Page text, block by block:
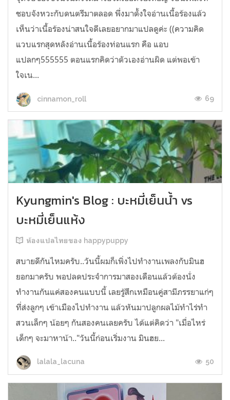
ชอบจังหวะกับดนตรีมาตลอด พึ่งมาตั้งใจอ่านเนื้อร้องแล้ว
เห็นว่าเนื้อร้องน่าสนใจดีเลยอยากมาแปลดูค่ะ ((ความคิด
แวบแรกสุดหลังอ่านเนื้อร้องท่อนแรก คือ แอบ
แปลกๆ555555 ตอนแรกคิดว่าตัวเองอ่านผิด แต่พอเข้า
ใจเน...
cinnamon_roll 69
Kyungmin's Blog : บะหมี่เย็นน้ำ vs
บะหมี่เย็นแห้ง
ห้องแปลไทยของ happypuppy
สบายดีกันไหมครับ..วันนี้ผมก็เพิ่งไปทำงานเพลงกับมินฮ
ยอกมาครับ พอปลดประจำการมาสองเดือนแล้วต้องนั่ง
ทำงานกันแค่สองคนแบบนี้ เลยรู้สึกเหมือนคู่สามีภรรยาแก่ๆ
ที่ส่งลูกๆ เข้าเมืองไปทำงาน แล้วหันมาปลูกผลไม้ทำไร่ทำ
สวนเล็กๆ น้อยๆ กันสองคนเลยครับ ได้แต่คิดว่า "เมื่อไหร่
เด็กๆ จะมาหาน้า.."วันนี้ก่อนเริ่มงาน มินฮย...
lalala_lacuna 50